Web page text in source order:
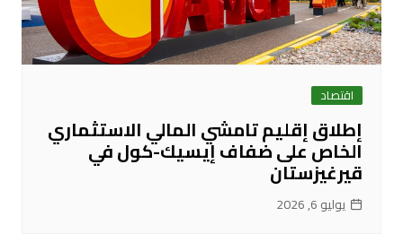
اقتصاد
إطلاق إقليم تامشي المالي الاستثماري
الخاص على ضفاف إيسيك-كول في
قيرغيزستان
يوليو 6, 2026